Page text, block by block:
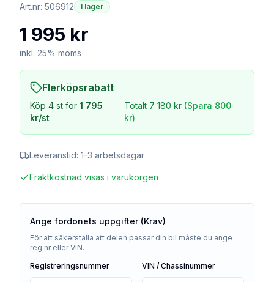
Art.nr: 506912 I lager
1 995 kr
inkl. 25% moms
Flerköpsrabatt
Köp 4 st för 1 795
kr/st
Totalt 7 180 kr (Spara 800
kr)
Leveranstid: 1-3 arbetsdagar
Fraktkostnad visas i varukorgen
Ange fordonets uppgifter (Krav)
För att säkerställa att delen passar din bil måste du ange
reg.nr eller VIN.
Registreringsnummer
VIN / Chassinummer